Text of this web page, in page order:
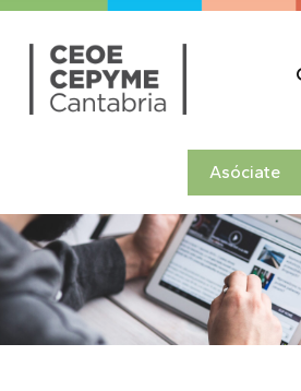
Asóciate